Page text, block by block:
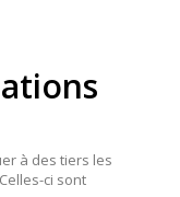
à des tiers les
ci sont